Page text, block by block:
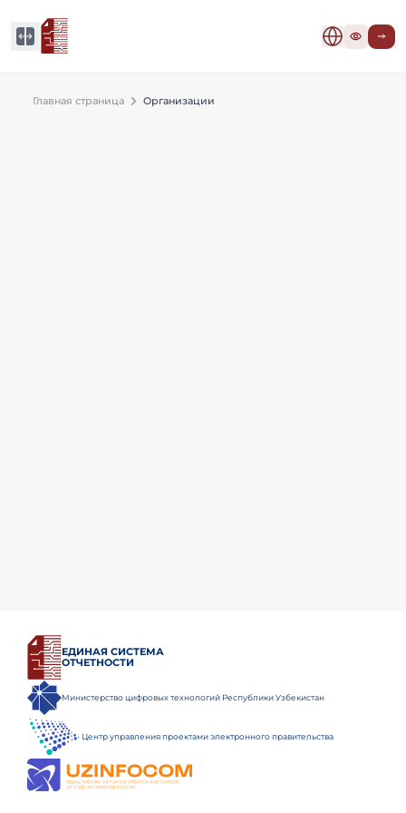
Главная страница Организации
ЕДИНАЯ СИСТЕМА
ОТЧЕТНОСТИ
Министерство цифровых технологий Республики Узбекистан
Центр управления проектами электронного правительства